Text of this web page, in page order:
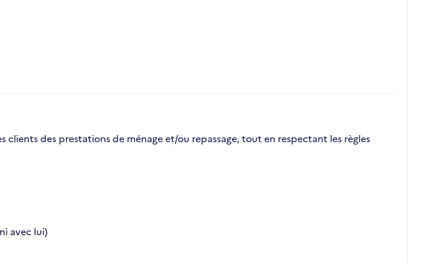
des prestations de ménage et/ou repassage, tout en respectant les règles
avec lui)